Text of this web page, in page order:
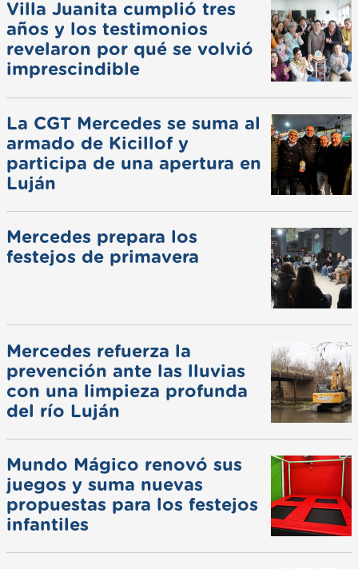
Villa Juanita cumplió tres
años y los testimonios
revelaron por qué se volvió
imprescindible
La CGT Mercedes se suma al
armado de Kicillof y
participa de una apertura en
Luján
Mercedes prepara los
festejos de primavera
Mercedes refuerza la
prevención ante las lluvias
con una limpieza profunda
del río Luján
Mundo Mágico renovó sus
juegos y suma nuevas
propuestas para los festejos
infantiles